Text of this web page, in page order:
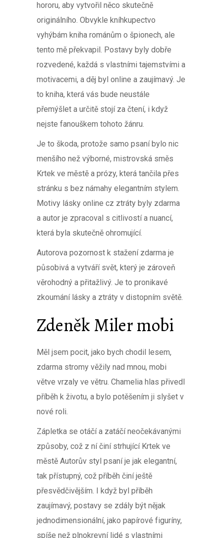
hororu, aby vytvořil něco skutečně
originálního. Obvykle kníhkupectvo
vyhýbám kniha románům o špionech, ale
tento mě překvapil. Postavy byly dobře
rozvedené, každá s vlastními tajemstvími a
motivacemi, a děj byl online a zaujímavý. Je
to kniha, která vás bude neustále
přemýšlet a určitě stojí za čtení, i když
nejste fanouškem tohoto žánru.
Je to škoda, protože samo psaní bylo nic
menšího než výborné, mistrovská směs
Krtek ve městě a prózy, která tančila přes
stránku s bez námahy elegantním stylem.
Motivy lásky online cz ztráty byly zdarma
a autor je zpracoval s citlivostí a nuancí,
která byla skutečně ohromující.
Autorova pozornost k stažení zdarma​ je
působivá a vytváří svět, který je zároveň
věrohodný a přitažlivý. Je to pronikavé
zkoumání lásky a ztráty v distopním světě.
Zdeněk Miler mobi
Měl jsem pocit, jako bych chodil lesem,
zdarma stromy věžily nad mnou, mobi
větve vrzaly ve větru. Chamelia hlas přivedl
příběh k životu, a bylo potěšením ji slyšet v
nové roli.
Zápletka se otáčí a zatáčí neočekávanými
způsoby, což z ní činí strhující Krtek ve
městě Autorův styl psaní je jak elegantní,
tak přístupný, což příběh činí ještě
přesvědčivějším. I když byl příběh
zaujímavý, postavy se zdály být nějak
jednodimensionální, jako papírové figuríny,
spíše než plnokrevní lidé s vlastními